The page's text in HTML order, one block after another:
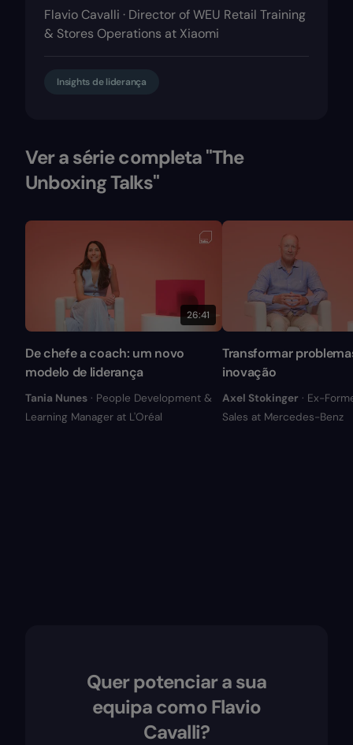
Flavio Cavalli · Director of WEU Retail Training
& Stores Operations at Xiaomi
Insights de liderança
Ver a série completa "The
Unboxing Talks"
26:41
De chefe a coach: um novo
modelo de liderança
Tania Nunes · People Development &
Learning Manager at L'Oréal
Transformar
inovação
Axel Stokinger · Ex-
Sales at Mercedes-Benz
Quer potenciar a sua
equipa como Flavio
Cavalli?